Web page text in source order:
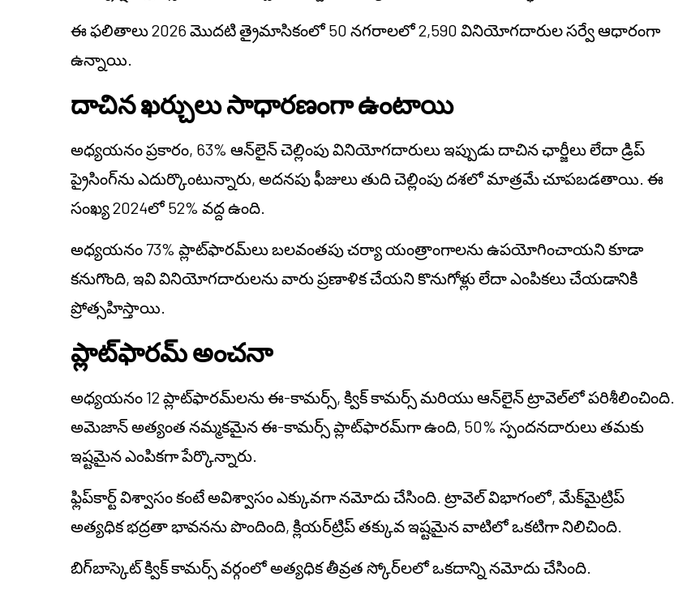
ఈ ఫలితాలు 2026 మొదటి త్రైమాసికంలో 50 నగరాలలో 2,590 వినియోగదారుల సర్వే ఆధారంగా
ఉన్నాయి.
దాచిన ఖర్చులు సాధారణంగా ఉంటాయి
అధ్యయనం ప్రకారం, 63% ఆన్‌లైన్ చెల్లింపు వినియోగదారులు ఇప్పుడు దాచిన ఛార్జీలు లేదా డ్రిప్
ప్రైసింగ్‌ను ఎదుర్కొంటున్నారు, అదనపు ఫీజులు తుది చెల్లింపు దశలో మాత్రమే చూపబడతాయి. ఈ
సంఖ్య 2024లో 52% వద్ద ఉంది.
అధ్యయనం 73% ప్లాట్‌ఫారమ్‌లు బలవంతపు చర్యా యంత్రాంగాలను ఉపయోగించాయని కూడా
కనుగొంది, ఇవి వినియోగదారులను వారు ప్రణాళిక చేయని కొనుగోళ్లు లేదా ఎంపికలు చేయడానికి
ప్రోత్సహిస్తాయి.
ప్లాట్‌ఫారమ్ అంచనా
అధ్యయనం 12 ప్లాట్‌ఫారమ్‌లను ఈ-కామర్స్, క్విక్ కామర్స్ మరియు ఆన్‌లైన్ ట్రావెల్‌లో పరిశీలించింది.
అమెజాన్ అత్యంత నమ్మకమైన ఈ-కామర్స్ ప్లాట్‌ఫారమ్‌గా ఉంది, 50% స్పందనదారులు తమకు
ఇష్టమైన ఎంపికగా పేర్కొన్నారు.
ఫ్లిప్‌కార్ట్ విశ్వాసం కంటే అవిశ్వాసం ఎక్కువగా నమోదు చేసింది. ట్రావెల్ విభాగంలో, మేక్‌మైట్రిప్
అత్యధిక భద్రతా భావనను పొందింది, క్లియర్‌ట్రిప్ తక్కువ ఇష్టమైన వాటిలో ఒకటిగా నిలిచింది.
బిగ్‌బాస్కెట్ క్విక్ కామర్స్ వర్గంలో అత్యధిక తీవ్రత స్కోర్‌లలో ఒకదాన్ని నమోదు చేసింది.